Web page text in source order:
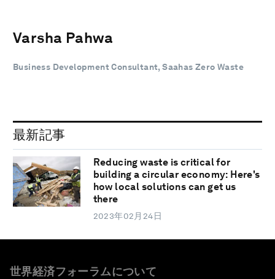
Varsha Pahwa
Business Development Consultant, Saahas Zero Waste
最新記事
Reducing waste is critical for
building a circular economy: Here's
how local solutions can get us
there
2023年02月24日
世界経済フォーラムについて